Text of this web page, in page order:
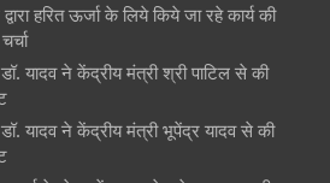
हरित ऊर्जा के लिये किये जा रहे कार्य की
यादव ने केंद्रीय मंत्री श्री पाटिल से की
यादव ने केंद्रीय मंत्री भूपेंद्र यादव से की